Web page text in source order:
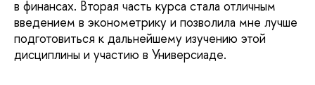
в финансах. Вторая часть курса стала отличным
введением в эконометрику и позволила мне лучше
подготовиться к дальнейшему изучению этой
дисциплины и участию в Универсиаде.